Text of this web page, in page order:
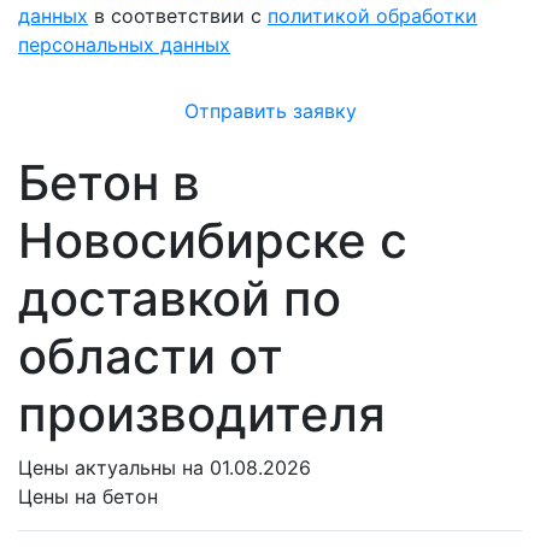
данных в соответствии с политикой обработки
персональных данных
Отправить заявку
Бетон в
Новосибирске с
доставкой по
области от
производителя
Цены актуальны на 01.08.2026
Цены на бетон